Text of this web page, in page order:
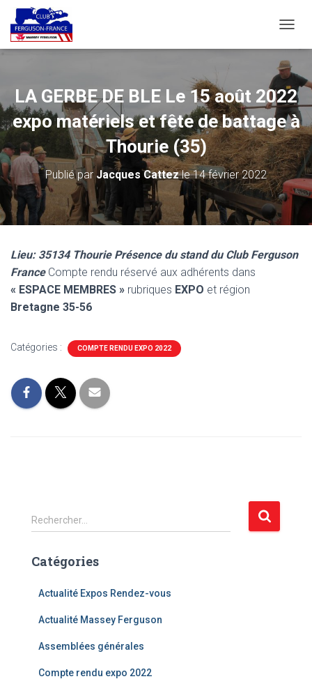
É
P
L
I
E
R
L
A
N
A
V
I
A
O
LA GERBE DE BLE Le 15 août 2022
expo matériels et fête de battage à
Thourie (35)
Publié par Jacques Cattezle14 février 2022
Lieu: 35134 Thourie Présence du stand du Club Ferguson
FranceCompte rendu réservé aux adhérents dans
« ESPACE MEMBRES » rubriques EXPO et région
Bretagne 35-56
Catégories : COMPTE RENDU EXPO 2022
R
e
h
Rechercher…
Catégories
Actualité Expos Rendez-vous
Actualité Massey Ferguson
Assemblées générales
Compte rendu expo 2022